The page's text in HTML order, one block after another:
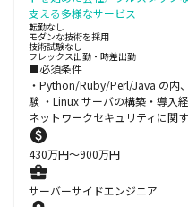
支える多様なサービス
転勤なし
モダンな技術を採用
技術試験なし
フレックス出勤・時差出勤
■必須条件
・Python/Ruby/Perl/Java の内
験 ・Linux サーバの構築・導入
ネットワークセキュリティに関
430万円〜900万円
サーバーサイドエンジニア